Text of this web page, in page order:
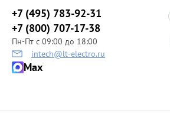
+7 (495) 783-92-31
+7 (800) 707-17-38
Пн-Пт с 09:00 до 18:00
intech@lt-electro.ru
Max